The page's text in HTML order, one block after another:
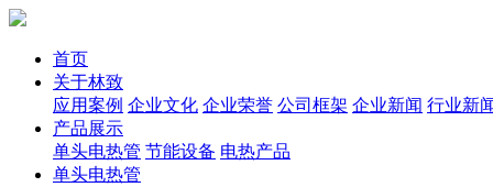
首页
关于林致
应用案例 企业文化 企业荣誉 公司框架 企业新闻 行业新
产品展示
单头电热管 节能设备 电热产品
单头电热管